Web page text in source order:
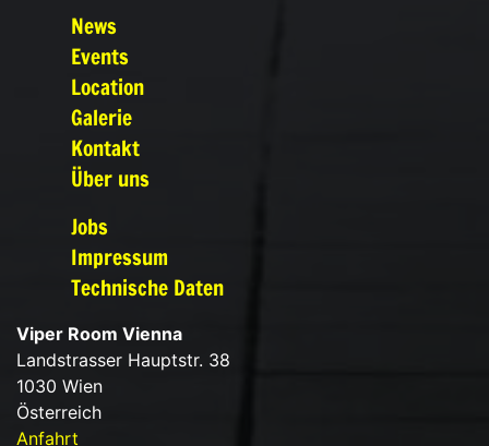
News
Events
Location
Galerie
Kontakt
Über uns
Jobs
Impressum
Technische Daten
Viper Room Vienna
Landstrasser Hauptstr. 38
1030 Wien
Österreich
Anfahrt